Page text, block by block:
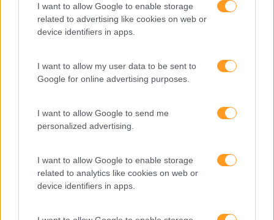
I want to allow Google to enable storage
related to advertising like cookies on web or
device identifiers in apps.
I want to allow my user data to be sent to
Google for online advertising purposes.
I want to allow Google to send me
personalized advertising.
I want to allow Google to enable storage
related to analytics like cookies on web or
device identifiers in apps.
Fazer perguntas tira-nos
do piloto automático
“Formação em IA para
SKOLAE Formação, fala
sobre a Academia de